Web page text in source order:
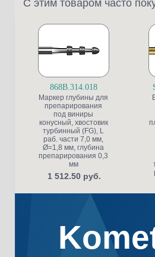
С этим товаром часто
868B.314.018
Маркер глубины для
препарирования
под виниры
конусный, хвостовик
турбинный (FG), L
раб. части 7,0 мм,
Ø=1,8 мм, глубина
препарирования 0,3
мм
1 512.50 руб.